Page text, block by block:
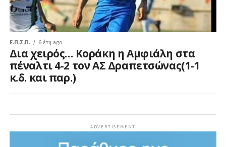
Ε.Π.Σ.Π. 6 έτη ago
Δια χειρός… Κοράκη η Αμφιάλη στα
πέναλτι 4-2 τον ΑΣ Δραπετσώνας(1-1
κ.δ. και παρ.)
ADVERTISEMENT